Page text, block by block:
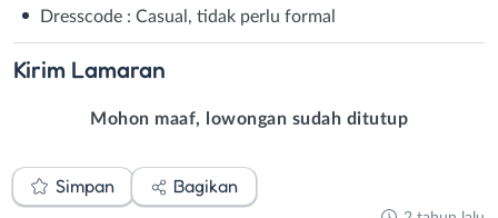
Dresscode : Casual, tidak perlu formal
Kirim Lamaran
Mohon maaf, lowongan sudah ditutup
Simpan Bagikan